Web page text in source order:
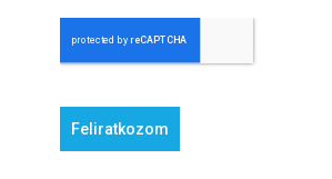
Feliratkozom